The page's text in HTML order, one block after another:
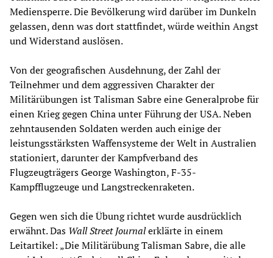
Mediensperre. Die Bevölkerung wird darüber im Dunkeln
gelassen, denn was dort stattfindet, würde weithin Angst
und Widerstand auslösen.
Von der geografischen Ausdehnung, der Zahl der
Teilnehmer und dem aggressiven Charakter der
Militärübungen ist Talisman Sabre eine Generalprobe für
einen Krieg gegen China unter Führung der USA. Neben
zehntausenden Soldaten werden auch einige der
leistungsstärksten Waffensysteme der Welt in Australien
stationiert, darunter der Kampfverband des
Flugzeugträgers George Washington, F-35-
Kampfflugzeuge und Langstreckenraketen.
Gegen wen sich die Übung richtet wurde ausdrücklich
erwähnt. Das Wall Street Journalerklärte in einem
Leitartikel: „Die Militärübung Talisman Sabre, die alle